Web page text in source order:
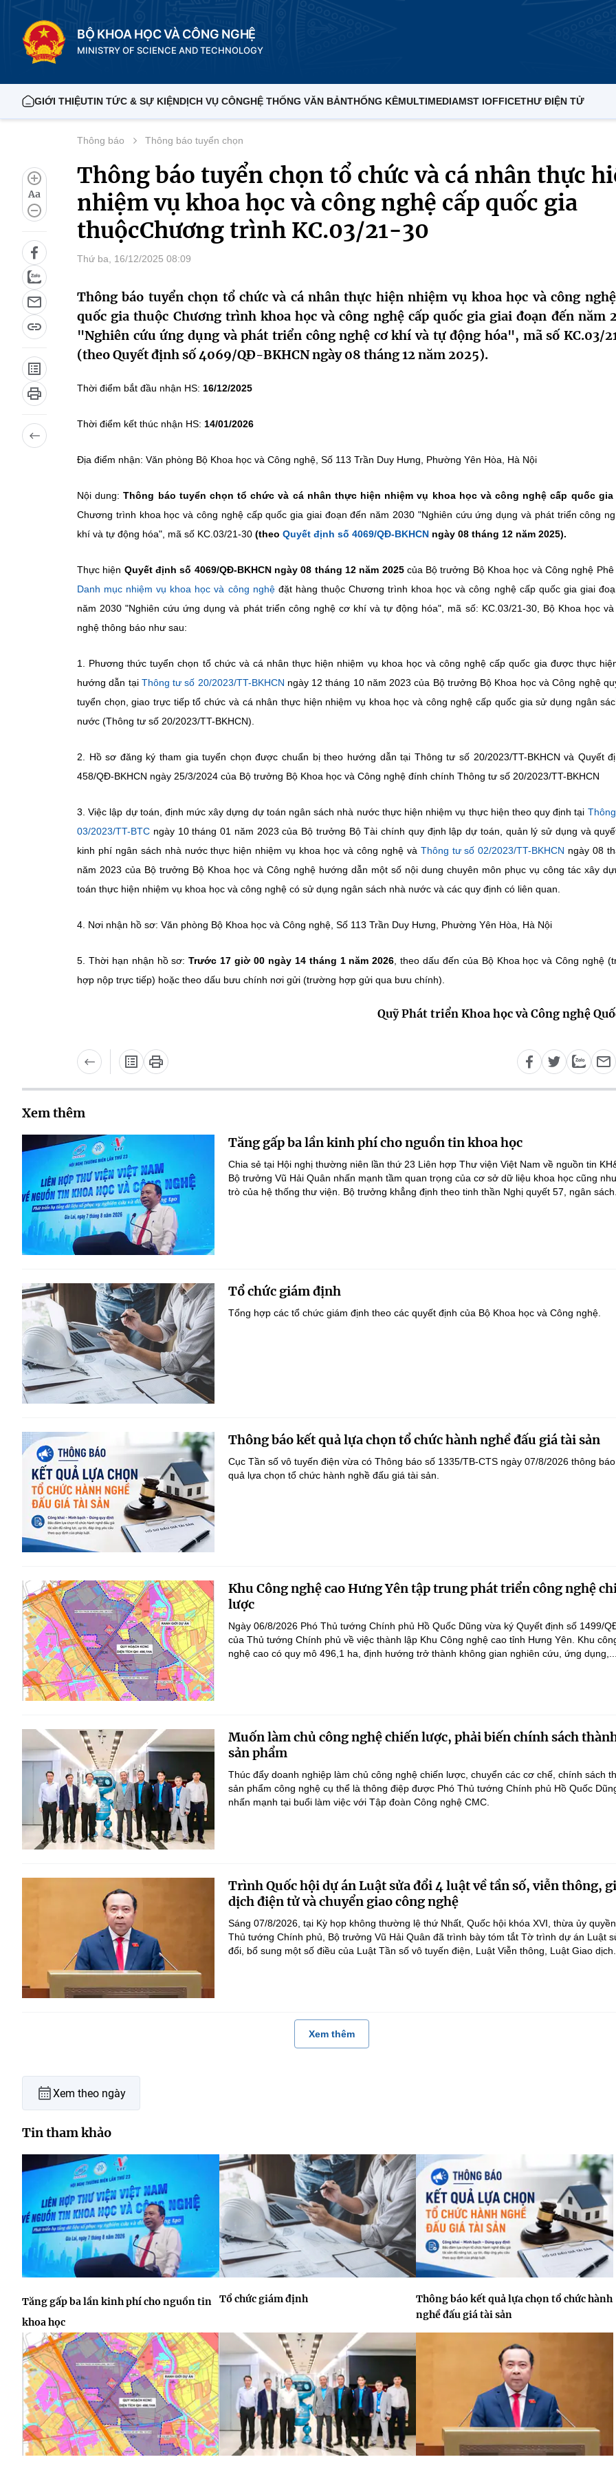
BỘ KHOA HỌC VÀ CÔNG NGHỆ
MINISTRY OF SCIENCE AND TECHNOLOGY
GIỚI THIỆUTIN TỨC & SỰ KIỆNDỊCH VỤ CÔNGHỆ THỐNG VĂN BẢNTHỐNG KÊMULTIMEDIAMST IOFFICETHƯ ĐIỆN TỬ
Aa
Thông báo Thông báo tuyển chọn
Thông báo tuyển chọn tổ chức và cá nhân thực
nhiệm vụ khoa học và công nghệ cấp quốc gia
thuộcChương trình KC.03/21-30
Thứ ba, 16/12/2025 08:09
Thông báo tuyển chọn tổ chức và cá nhân thực hiện nhiệm vụ khoa học và công
quốc gia thuộc Chương trình khoa học và công nghệ cấp quốc gia giai đoạn đến năm
"Nghiên cứu ứng dụng và phát triển công nghệ cơ khí và tự động hóa", mã số KC.03/
(theo Quyết định số 4069/QĐ-BKHCN ngày 08 tháng 12 năm 2025).
Thời điểm bắt đầu nhận HS: 16/12/2025
Thời điểm kết thúc nhận HS: 14/01/2026
Địa điểm nhận: Văn phòng Bộ Khoa học và Công nghệ, Số 113 Trần Duy Hưng, Phường Yên Hòa, Hà Nội
Nội dung:Thông báo tuyển chọn tổ chức và cá nhân thực hiện nhiệm vụ khoa học và công nghệ cấp quốc
Chương trình khoa học và công nghệ cấp quốc gia giai đoạn đến năm 2030 "Nghiên cứu ứng dụng và phát triển công
khí và tự động hóa", mã số KC.03/21-30 (theo Quyết định số 4069/QĐ-BKHCN ngày 08 tháng 12 năm 2025).
Thực hiện Quyết định số 4069/QĐ-BKHCN ngày 08 tháng 12 năm 2025của Bộ trưởng Bộ Khoa học và Công nghệ Phê
Danh mục nhiệm vụ khoa học và công nghệđặt hàng thuộc Chương trình khoa học và công nghệ cấp quốc gia giai
năm 2030 "Nghiên cứu ứng dụng và phát triển công nghệ cơ khí và tự động hóa", mã số: KC.03/21-30, Bộ Khoa học và
nghệ thông báo như sau:
1. Phương thức tuyển chọn tổ chức và cá nhân thực hiện nhiệm vụ khoa học và công nghệ cấp quốc gia được thực
hướng dẫn tại Thông tư số 20/2023/TT-BKHCN ngày 12 tháng 10 năm 2023 của Bộ trưởng Bộ Khoa học và Công nghệ
tuyển chọn, giao trực tiếp tổ chức và cá nhân thực hiện nhiệm vụ khoa học và công nghệ cấp quốc gia sử dụng ngân
nước (Thông tư số 20/2023/TT-BKHCN).
2. Hồ sơ đăng ký tham gia tuyển chọn được chuẩn bị theo hướng dẫn tại Thông tư số 20/2023/TT-BKHCN và Quyết
458/QĐ-BKHCN ngày 25/3/2024 của Bộ trưởng Bộ Khoa học và Công nghệ đính chính Thông tư số 20/2023/TT-BKHCN
3. Việc lập dự toán, định mức xây dựng dự toán ngân sách nhà nước thực hiện nhiệm vụ thực hiện theo quy định tại
03/2023/TT-BTC ngày 10 tháng 01 năm 2023 của Bộ trưởng Bộ Tài chính quy định lập dự toán, quản lý sử dụng và
kinh phí ngân sách nhà nước thực hiện nhiệm vụ khoa học và công nghệ và Thông tư số 02/2023/TT-BKHCN ngày 08
năm 2023 của Bộ trưởng Bộ Khoa học và Công nghệ hướng dẫn một số nội dung chuyên môn phục vụ công tác xây
toán thực hiện nhiệm vụ khoa học và công nghệ có sử dụng ngân sách nhà nước và các quy định có liên quan.
4. Nơi nhận hồ sơ: Văn phòng Bộ Khoa học và Công nghệ, Số 113 Trần Duy Hưng, Phường Yên Hòa, Hà Nội
5. Thời hạn nhận hồ sơ:Trước 17 giờ 00 ngày 14 tháng 1 năm 2026 , theo dấu đến của Bộ Khoa học và Công nghệ
hợp nộp trực tiếp) hoặc theo dấu bưu chính nơi gửi (trường hợp gửi qua bưu chính).
Quỹ Phát triển Khoa học và Công nghệ
Xem thêm
Tăng gấp ba lần kinh phí cho nguồn tin khoa học
Chia sẻ tại Hội nghị thường niên lần thứ 23 Liên hợp Thư viện Việt Nam về nguồn tin
Bộ trưởng Vũ Hải Quân nhấn mạnh tầm quan trọng của cơ sở dữ liệu khoa học cũng
trò của hệ thống thư viện. Bộ trưởng khẳng định theo tinh thần Nghị quyết 57, ngân
Tổ chức giám định
Tổng hợp các tổ chức giám định theo các quyết định của Bộ Khoa học và Công nghệ.
Thông báo kết quả lựa chọn tổ chức hành nghề đấu giá tài sản
Cục Tần số vô tuyến điện vừa có Thông báo số 1335/TB-CTS ngày 07/8/2026 thông
quả lựa chọn tổ chức hành nghề đấu giá tài sản.
Khu Công nghệ cao Hưng Yên tập trung phát triển công nghệ
lược
Ngày 06/8/2026 Phó Thủ tướng Chính phủ Hồ Quốc Dũng vừa ký Quyết định số 1499/
của Thủ tướng Chính phủ về việc thành lập Khu Công nghệ cao tỉnh Hưng Yên. Khu
nghệ cao có quy mô 496,1 ha, định hướng trở thành không gian nghiên cứu, ứng
Muốn làm chủ công nghệ chiến lược, phải biến chính sách
sản phẩm
Thúc đẩy doanh nghiệp làm chủ công nghệ chiến lược, chuyển các cơ chế, chính sách
sản phẩm công nghệ cụ thể là thông điệp được Phó Thủ tướng Chính phủ Hồ Quốc
nhấn mạnh tại buổi làm việc với Tập đoàn Công nghệ CMC.
Trình Quốc hội dự án Luật sửa đổi 4 luật về tần số, viễn thông,
dịch điện tử và chuyển giao công nghệ
Sáng 07/8/2026, tại Kỳ họp không thường lệ thứ Nhất, Quốc hội khóa XVI, thừa ủy
Thủ tướng Chính phủ, Bộ trưởng Vũ Hải Quân đã trình bày tóm tắt Tờ trình dự án Luật
đổi, bổ sung một số điều của Luật Tần số vô tuyến điện, Luật Viễn thông, Luật Giao
Xem thêm
Xem theo ngày
Tin tham khảo
Tăng gấp ba lần kinh phí cho nguồn tin
khoa học
Tổ chức giám định
Thông báo kết quả lựa chọn tổ chức hành
nghề đấu giá tài sản